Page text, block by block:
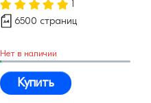
1
6500 страниц
Нет в наличии
Купить